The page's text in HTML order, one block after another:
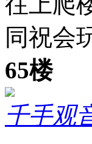
同祝会
65楼
千手观